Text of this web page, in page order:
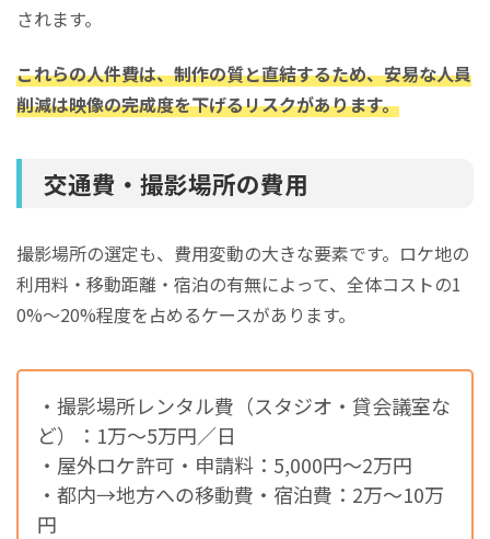
されます。
これらの人件費は、制作の質と直結するため、安易な人員
削減は映像の完成度を下げるリスクがあります。
交通費・撮影場所の費用
撮影場所の選定も、費用変動の大きな要素です。ロケ地の
利用料・移動距離・宿泊の有無によって、全体コストの1
0%〜20%程度を占めるケースがあります。
・撮影場所レンタル費（スタジオ・貸会議室な
ど）：1万〜5万円／日
・屋外ロケ許可・申請料：5,000円〜2万円
・都内→地方への移動費・宿泊費：2万〜10万
円